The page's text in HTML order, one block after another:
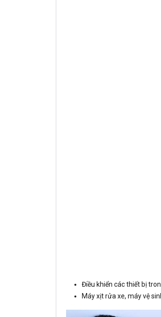
Điều khiển các thiết bị
Máy xịt rửa xe, máy vệ